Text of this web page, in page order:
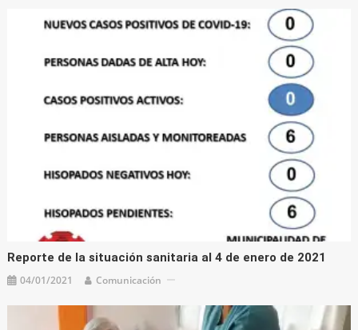
Reporte de la situación sanitaria al 4 de enero de 2021
04/01/2021 Comunicación